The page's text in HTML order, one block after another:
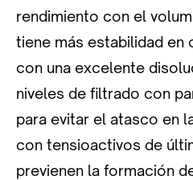
rendimiento con el
tiene más estabilidad en
con una excelente
niveles de filtrado con
para evitar el atasco en
con tensioactivos de
previenen la formación